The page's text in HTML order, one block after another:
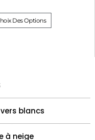
Des Options
blancs
à neige